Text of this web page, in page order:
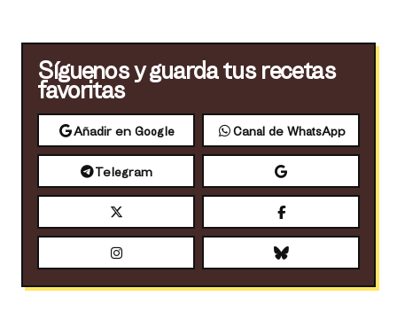
Síguenos y guarda tus recetas
favoritas
Añadir en Google Canal de WhatsApp
Telegram